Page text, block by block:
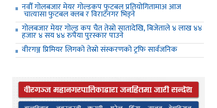
नवौँ गोलबजार मेयर गोल्डकप फुटबल प्रतियोगितामाअ आज
चात्यासा फुटबल क्लब र विराटनगर भिड्ने
गोलबजार मेयर गोल्ड कप चैत तेस्रो सातादेखि, बिजेताले ४ लाख ४४
हजार ४ सय ४४ रुपैया पुरस्कार पाउने
वीरगञ्ज प्रिमियर लिगको तेस्रो संस्करणको ट्रफि सार्वजनिक